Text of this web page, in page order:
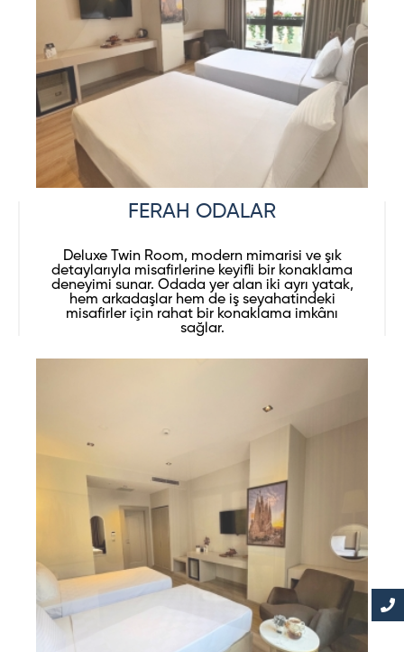
FERAH ODALAR
Deluxe Twin Room, modern mimarisi ve şık
detaylarıyla misafirlerine keyifli bir konaklama
deneyimi sunar. Odada yer alan iki ayrı yatak,
hem arkadaşlar hem de iş seyahatindeki
misafirler için rahat bir konaklama imkânı
sağlar.